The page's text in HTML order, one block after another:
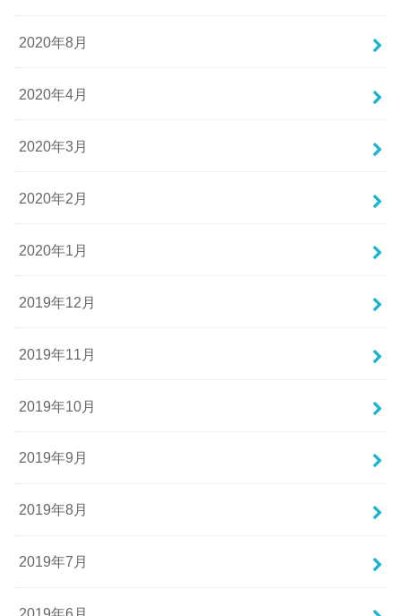
2020年8月
2020年4月
2020年3月
2020年2月
2020年1月
2019年12月
2019年11月
2019年10月
2019年9月
2019年8月
2019年7月